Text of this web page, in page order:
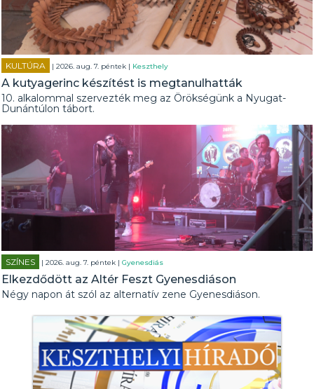
KULTÚRA | 2026. aug. 7. péntek | Keszthely
A kutyagerinc készítést is megtanulhatták
10. alkalommal szervezték meg az Örökségünk a Nyugat-
Dunántúlon tábort.
SZÍNES | 2026. aug. 7. péntek |Gyenesdiás
Elkezdődött az Altér Feszt Gyenesdiáson
Négy napon át szól az alternatív zene Gyenesdiáson.